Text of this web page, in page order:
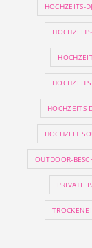
HOCHZEITS-
HOCHZEITS
HOCHZEIT
OUTDOOR-
PRIVATE